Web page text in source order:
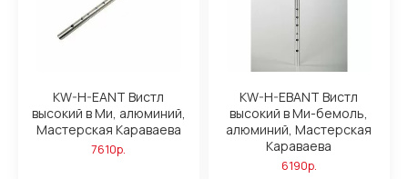
KW-H-EANT Вистл
высокий в Ми, алюминий,
Мастерская Караваева
7610р.
KW-H-EBANT Вистл
высокий в Ми-бемоль,
алюминий, Мастерская
Караваева
6190р.